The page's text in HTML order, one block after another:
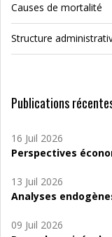
Causes de mortalité
Structure
Publications
16 Juil 2026
Perspectives
13 Juil 2026
Analyses
09 Juil 2026